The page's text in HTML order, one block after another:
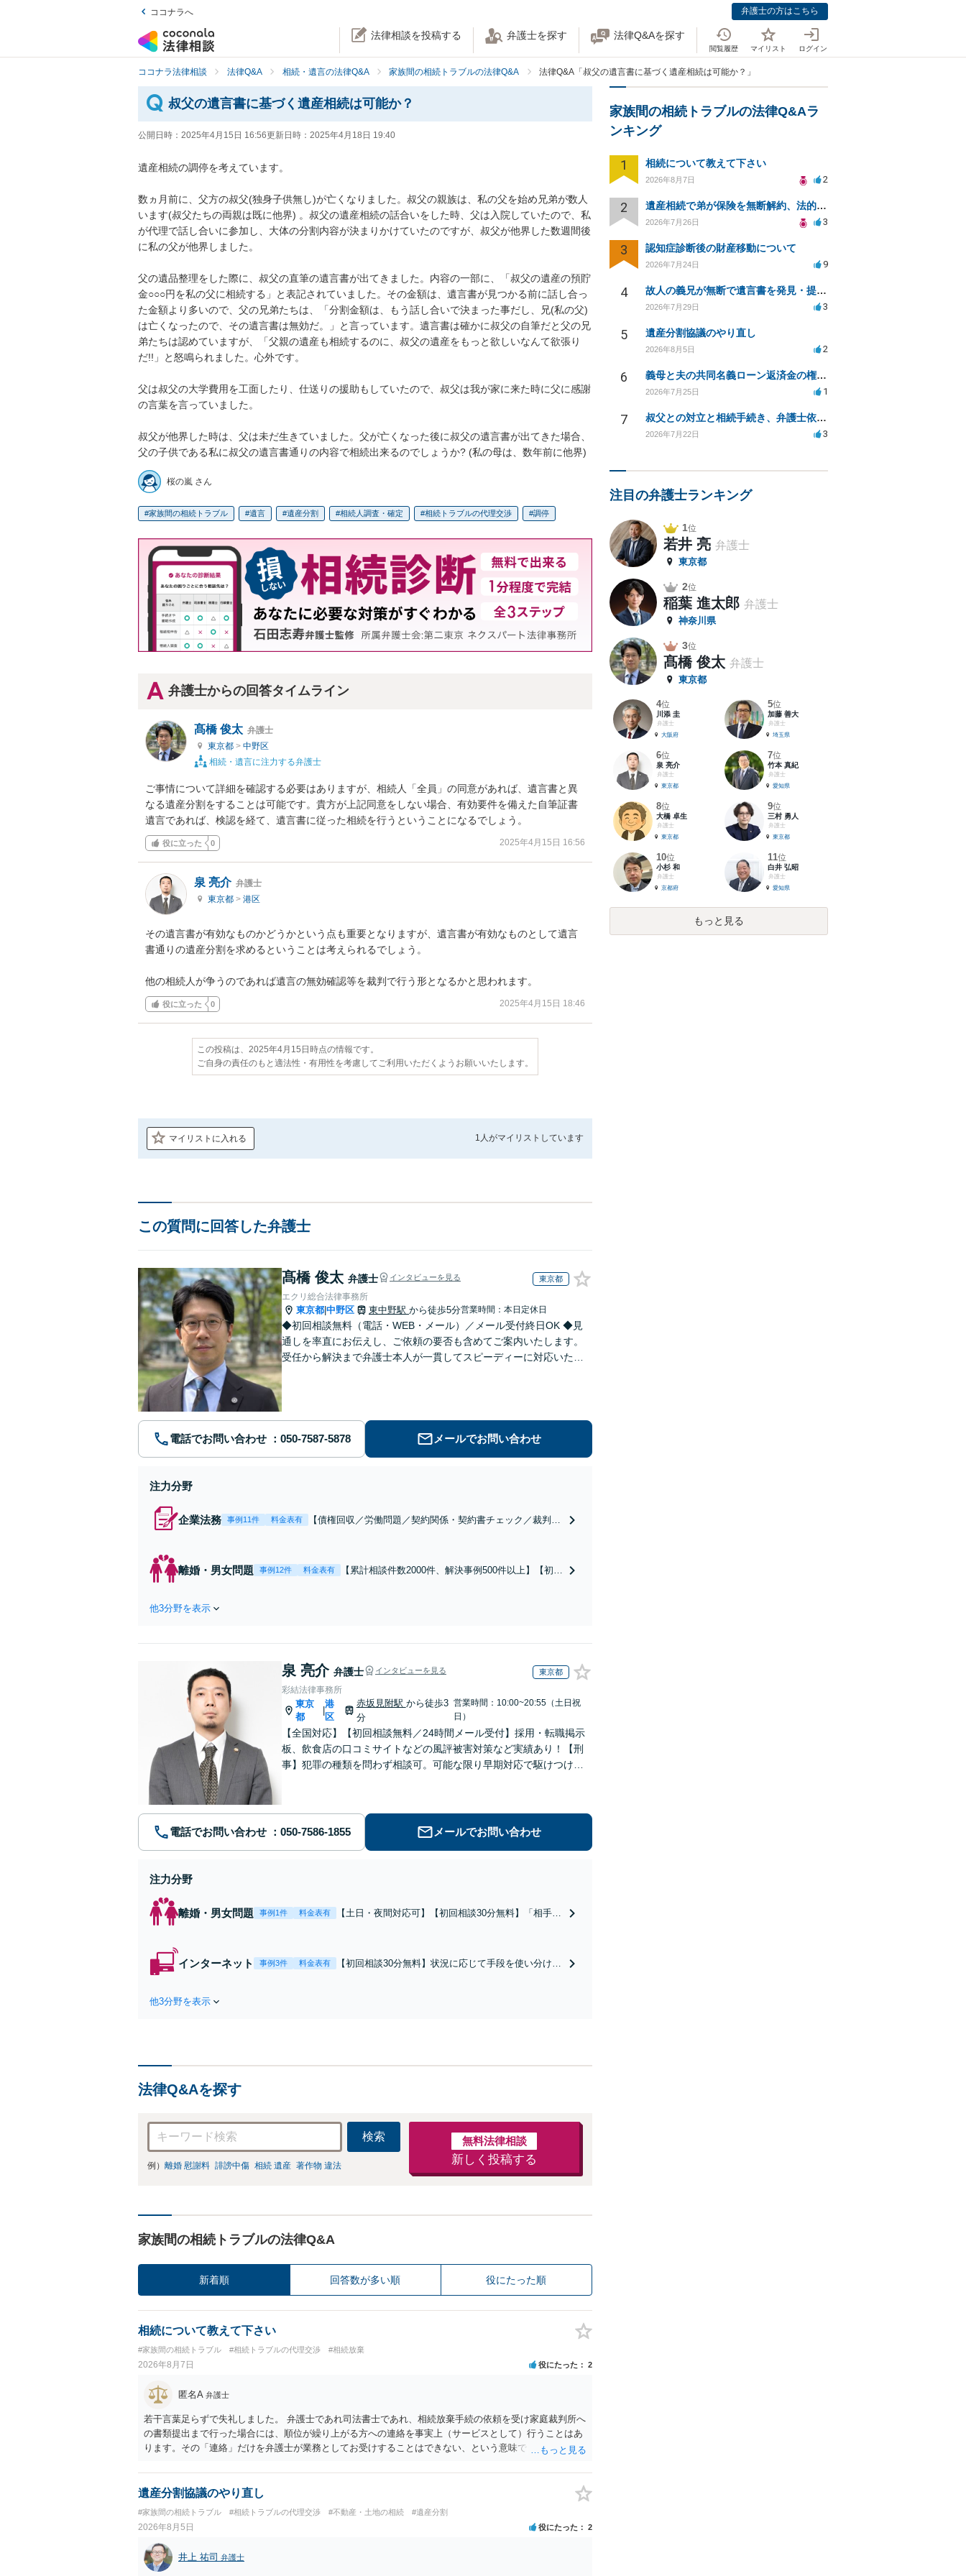
ココナラへ 弁護士の方はこちら
法律相談を投稿する 弁護士を探す 法律Q&Aを探す
閲覧履歴 マイリスト ログイン
ココナラ法律相談 法律Q&A 相続・遺言の法律Q&A 家族間の相続トラブルの法律Q&A 法律Q&A「叔父の遺言書に基づく遺産相続は可能か？」
叔父の遺言書に基づく遺産相続は可能か？
公開日時： 2025年4月15日 16:56更新日時： 2025年4月18日 19:40
遺産相続の調停を考えています。
数ヵ月前に、父方の叔父(独身子供無し)が亡くなりました。叔父の親族は、私の父を始め兄弟が数人
います(叔父たちの両親は既に他界) 。叔父の遺産相続の話合いをした時、父は入院していたので、私
が代理で話し合いに参加し、大体の分割内容が決まりかけていたのですが、叔父が他界した数週間後
に私の父が他界しました。
父の遺品整理をした際に、叔父の直筆の遺言書が出てきました。内容の一部に、「叔父の遺産の預貯
金○○○円を私の父に相続する」と表記されていました。その金額は、遺言書が見つかる前に話し合っ
た金額より多いので、父の兄弟たちは、「分割金額は、もう話し合いで決まった事だし、兄(私の父)
は亡くなったので、その遺言書は無効だ。」と言っています。遺言書は確かに叔父の自筆だと父の兄
弟たちは認めていますが、「父親の遺産も相続するのに、叔父の遺産をもっと欲しいなんて欲張り
だ!!」と怒鳴られました。心外です。
父は叔父の大学費用を工面したり、仕送りの援助もしていたので、叔父は我が家に来た時に父に感謝
の言葉を言っていました。
叔父が他界した時は、父は未だ生きていました。父が亡くなった後に叔父の遺言書が出てきた場合、
父の子供である私に叔父の遺言書通りの内容で相続出来るのでしょうか? (私の母は、数年前に他界)
桜の嵐 さん
家族間の相続トラブル 遺言 遺産分割 相続人調査・確定 相続トラブルの代理交渉 調停
弁護士からの回答タイムライン
髙橋 俊太 弁護士
東京都 > 中野区
相続・遺言に注力する弁護士
ご事情について詳細を確認する必要はありますが、相続人「全員」の同意があれば、遺言書と異
なる遺産分割をすることは可能です。貴方が上記同意をしない場合、有効要件を備えた自筆証書
遺言であれば、検認を経て、遺言書に従った相続を行うということになるでしょう。
役に立った 0 2025年4月15日 16:56
泉 亮介 弁護士
東京都 > 港区
その遺言書が有効なものかどうかという点も重要となりますが、遺言書が有効なものとして遺言
書通りの遺産分割を求めるということは考えられるでしょう。
他の相続人が争うのであれば遺言の無効確認等を裁判で行う形となるかと思われます。
役に立った 0 2025年4月15日 18:46
この投稿は、2025年4月15日時点の情報です。
ご自身の責任のもと適法性・有用性を考慮してご利用いただくようお願いいたします。
マイリストに入れる 1人がマイリストしています
この質問に回答した弁護士
髙橋 俊太 弁護士 インタビューを見る 東京都
エクリ総合法律事務所
東京都 中野区 東中野駅 から徒歩5分営業時間：本日定休日
◆初回相談無料（電話・WEB・メール）／メール受付終日OK ◆見
通しを率直にお伝えし、ご依頼の要否も含めてご案内いたします。
受任から解決まで弁護士本人が一貫してスピーディーに対応いたし
電話でお問い合わせ メールでお問い合わせ
注力分野
企業法務 事例11件 料金表有
【債権回収／労働問題／契約関係・契約書チェック／裁判対
をお探しの方もご相談ください！【顧問経験豊富】【個別案
件も対応OK】
離婚・男女問題 事例12件 料金表有
【累計相談件数2000件、解決事例500件以上】【初回
他3分野を表示
泉 亮介 弁護士 インタビューを見る 東京都
彩結法律事務所
東京
都
港
区
赤坂見附駅 から徒歩3
分
営業時間：10:00~20:55（土日祝
日）
【全国対応】【初回相談無料／24時間メール受付】採用・転職掲示
板、飲食店の口コミサイトなどの風評被害対策など実績あり！【刑
事】犯罪の種類を問わず相談可。可能な限り早期対応で駆けつけサ
電話でお問い合わせ メールでお問い合わせ
注力分野
離婚・男女問題 事例1件 料金表有
【土日・夜間対応可】【初回相談30分無料】「相手方
金額アップ／減額交渉も対応可」【完全個室対応】
インターネット 事例3件 料金表有
【初回相談30分無料】状況に応じて手段を使い分け、
他3分野を表示
法律Q&Aを探す
検索
例） 離婚 慰謝料 誹謗中傷 相続 遺産 著作物 違法
無料法律相談
新しく投稿する
家族間の相続トラブルの法律Q&A
新着順 回答数が多い順 役にたった順
相続について教えて下さい
#家族間の相続トラブル #相続トラブルの代理交渉 #相続放棄
2026年8月7日 役にたった 2
匿名A 弁護士
若干言葉足らずで失礼しました。 弁護士であれ司法書士であれ、相続放棄手続の依頼を受け家庭裁判所へ
の書類提出まで行った場合には、順位が繰り上がる方への連絡を事実上（サービスとして）行うことはあ
ります。その「連絡」だけを弁護士が業務としてお受けすることはできない、という意味でした。
遺産分割協議のやり直し
#家族間の相続トラブル #相続トラブルの代理交渉 #不動産・土地の相続 #遺産分割
2026年8月5日 役にたった 2
井上 祐司 弁護士
家族間の相続トラブルの法律Q&Aラ
ンキング
1 相続について教えて下さい
2026年8月7日 2
2 遺産相続で弟が保険を無断解約、法的問題は？
2026年7月26日 3
3 認知症診断後の財産移動について
2026年7月24日 9
4 故人の義兄が無断で遺言書を発見・提出、法的対処法は？
2026年7月29日 3
5 遺産分割協議のやり直し
2026年8月5日 2
6 義母と夫の共同名義ローン返済金の権利について知りたい
2026年7月25日 1
7 叔父との対立と相続手続き、弁護士依頼の方法は？
2026年7月22日 3
注目の弁護士ランキング
1位
若井 亮 弁護士
東京都
2位
稲葉 進太郎 弁護士
神奈川県
3位
髙橋 俊太 弁護士
東京都
4位
川添 圭
弁護士
大阪府
5位
加藤 善大
弁護士
埼玉県
6位
泉 亮介
弁護士
東京都
7位
竹本 真紀
弁護士
愛知県
8位
大橋 卓生
弁護士
東京都
9位
三村 勇人
弁護士
東京都
10位
小杉 和
弁護士
京都府
11位
白井 弘昭
弁護士
愛知県
もっと見る